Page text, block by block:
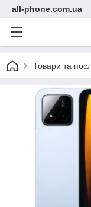
all-phone.com.ua
Товари та